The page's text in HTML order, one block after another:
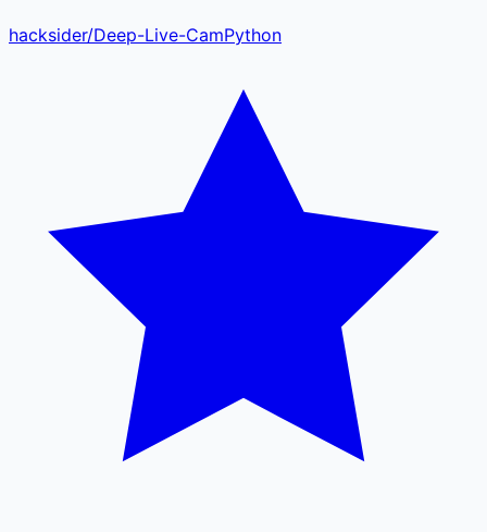
hacksider/Deep-Live-CamPython